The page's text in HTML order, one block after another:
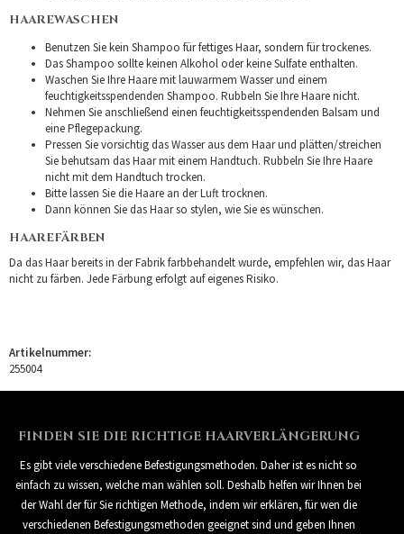
HAAREWASCHEN
Benutzen Sie kein Shampoo für fettiges Haar, sondern für trockenes.
Das Shampoo sollte keinen Alkohol oder keine Sulfate enthalten.
Waschen Sie Ihre Haare mit lauwarmem Wasser und einem
feuchtigkeitsspendenden Shampoo. Rubbeln Sie Ihre Haare nicht.
Nehmen Sie anschließend einen feuchtigkeitsspendenden Balsam und
eine Pflegepackung.
Pressen Sie vorsichtig das Wasser aus dem Haar und plätten/streichen
Sie behutsam das Haar mit einem Handtuch. Rubbeln Sie Ihre Haare
nicht mit dem Handtuch trocken.
Bitte lassen Sie die Haare an der Luft trocknen.
Dann können Sie das Haar so stylen, wie Sie es wünschen.
HAAREFÄRBEN
Da das Haar bereits in der Fabrik farbbehandelt wurde, empfehlen wir, das Haar
nicht zu färben. Jede Färbung erfolgt auf eigenes Risiko.
Artikelnummer:
255004
FINDEN SIE DIE RICHTIGE HAARVERLÄNGERUNG
Es gibt viele verschiedene Befestigungsmethoden. Daher ist es nicht so
einfach zu wissen, welche man wählen soll. Deshalb helfen wir Ihnen bei
der Wahl der für Sie richtigen Methode, indem wir erklären, für wen die
verschiedenen Befestigungsmethoden geeignet sind und geben Ihnen